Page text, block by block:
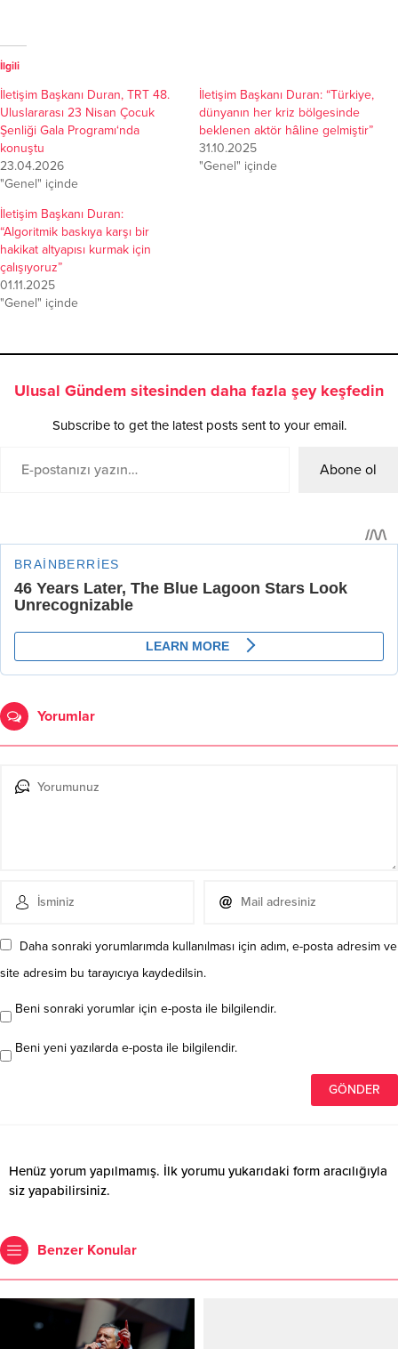
İlgili
İletişim Başkanı Duran, TRT 48.
Uluslararası 23 Nisan Çocuk
Şenliği Gala Programı‘nda
konuştu
23.04.2026
"Genel" içinde
İletişim Başkanı Duran: “Türkiye,
dünyanın her kriz bölgesinde
beklenen aktör hâline gelmiştir”
31.10.2025
"Genel" içinde
İletişim Başkanı Duran:
“Algoritmik baskıya karşı bir
hakikat altyapısı kurmak için
çalışıyoruz”
01.11.2025
"Genel" içinde
Ulusal Gündem sitesinden daha fazla şey keşfedin
Subscribe to get the latest posts sent to your email.
Abone ol
Yorumlar
Daha sonraki yorumlarımda kullanılması için adım, e-posta adresim ve
site adresim bu tarayıcıya kaydedilsin.
Beni sonraki yorumlar için e-posta ile bilgilendir.
Beni yeni yazılarda e-posta ile bilgilendir.
Henüz yorum yapılmamış. İlk yorumu yukarıdaki form aracılığıyla
siz yapabilirsiniz.
Benzer Konular